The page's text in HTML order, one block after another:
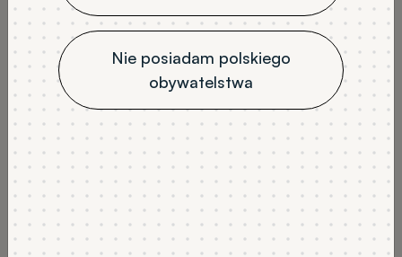
Nie posiadam polskiego
obywatelstwa
stacjonarne 7
JĘZYK WYKŁADOWY
polski
NABÓR
Rekrutacja na semestr zimowy
PRZEDMIOTY OBOWIĄZKOWE
matematyka (podstawa lub rozszerzenie)
język obcy (podstawa lub rozszerzenie)
PRZEDMIOTY DODATKOWE
fizyka informatyka dyplom zawodowy